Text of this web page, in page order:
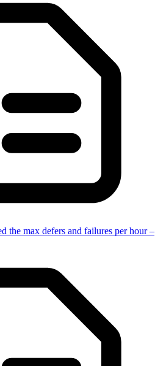
the max defers and failures per hour –